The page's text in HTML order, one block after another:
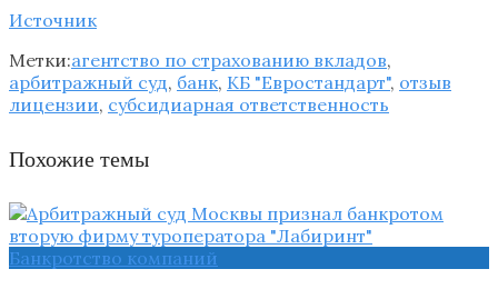
Источник
Метки:агентство по страхованию вкладов,
арбитражный суд, банк, КБ "Евростандарт", отзыв
лицензии, субсидиарная ответственность
Похожие темы
Банкротство компаний